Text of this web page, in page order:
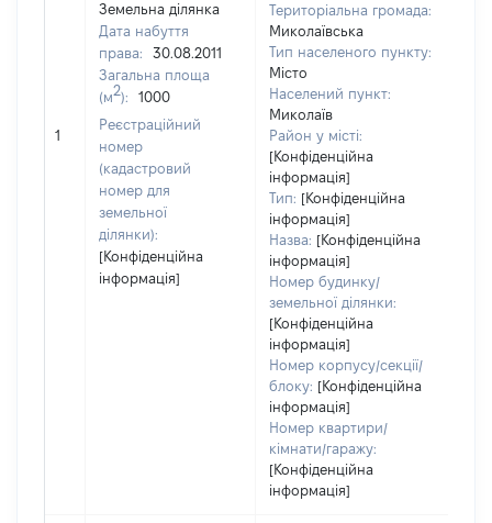
1
Земельна ділянка
Дата набуття
права:
30.08.2011
Загальна площа
(м2):
1000
Реєстраційний
номер
(кадастровий
номер для
земельної
ділянки):
[Конфіденційна
інформація]
Територіальна громада:
Миколаївська
Тип населеного пункту:
Місто
Населений пункт:
Миколаїв
Район у місті:
[Конфіденційна
інформація]
Тип: [Конфіденційна
інформація]
Назва: [Конфіденційна
інформація]
Номер будинку/
земельної ділянки:
[Конфіденційна
інформація]
Номер корпусу/секції/
блоку: [Конфіденційна
інформація]
Номер квартири/
кімнати/гаражу:
[Конфіденційна
інформація]